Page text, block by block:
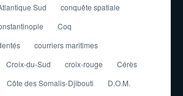
Sud
conquête spatiale
Coq
courriers maritimes
Croix-du-Sud croix-rouge
Cérès
Côte des Somalis-Djibouti
D.O.M.